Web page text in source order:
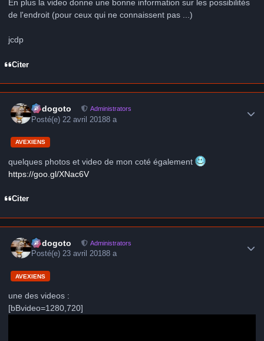
En plus la video donne une bonne information sur les possibilités
de l'endroit (pour ceux qui ne connaissent pas ...)
jcdp
Citer
frédogoto Administrators
Posté(e) 22 avril 20188 a
AVEXIENS
quelques photos et video de mon coté également
https://goo.gl/XNac6V
Citer
frédogoto Administrators
Posté(e)23 avril 20188 a
AVEXIENS
une des videos :
[bBvideo=1280,720]